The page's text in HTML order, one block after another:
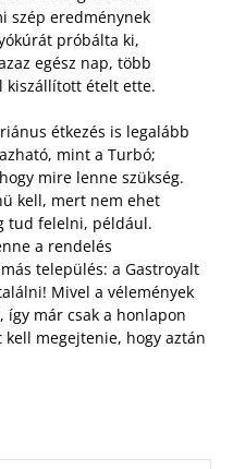
szép eredménynek
próbálta ki,
egész nap, több
kiszállított ételt ette.
étkezés is legalább
mint a Turbó;
mire lenne szükség.
kell, mert nem ehet
tud felelni, például.
a rendelés
település: a Gastroyalt
Mivel a vélemények
így már csak a honlapon
megejtenie, hogy aztán